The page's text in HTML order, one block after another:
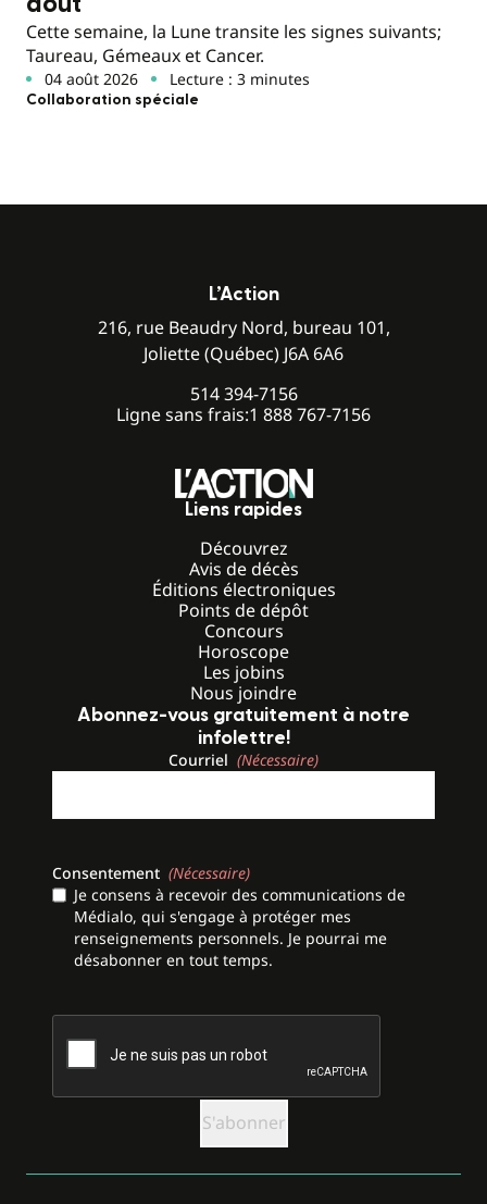
Cette semaine, la Lune transite les signes suivants;
Taureau, Gémeaux et Cancer.
04 août 2026 Lecture : 3 minutes
Collaboration spéciale
L’Action
216, rue Beaudry Nord, bureau 101,
Joliette (Québec) J6A 6A6
514 394-7156
Ligne sans frais:1 888 767-7156
Liens rapides
Découvrez
Avis de décès
Éditions électroniques
Points de dépôt
Concours
Horoscope
Les jobins
Nous joindre
Abonnez-vous gratuitement à notre
infolettre!
Courriel (Nécessaire)
Consentement (Nécessaire)
Je consens à recevoir des communications de
Médialo, qui s'engage à protéger mes
renseignements personnels. Je pourrai me
désabonner en tout temps.
CAPTCHA